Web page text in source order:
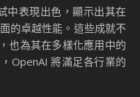
中表現出色，顯示出其在
的卓越性能。這些成就不
也為其在多樣化應用中的
OpenAI 將滿足各行業的